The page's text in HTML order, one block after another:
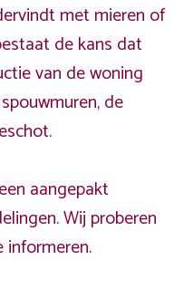
met mieren of
de kans dat
van de woning
de
aangepakt
Wij proberen